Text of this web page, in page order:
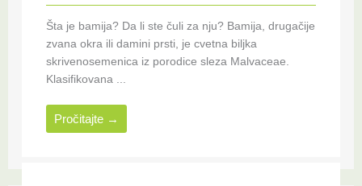
Šta je bamija? Da li ste čuli za nju? Bamija, drugačije
zvana okra ili damini prsti, je cvetna biljka
skrivenosemenica iz porodice sleza Malvaceae.
Klasifikovana ...
Pročitajte →